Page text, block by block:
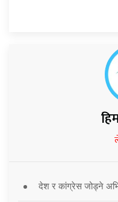
देश र कांग्रेस जोड्ने